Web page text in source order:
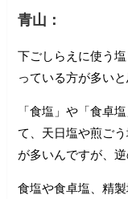
青山：
下ごしらえに使う
っている方が多いと
「食塩」や「食卓
て、天日塩や煎ご
が多いんですが、
食塩や食卓塩、精